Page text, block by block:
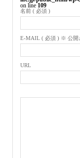
on line 109
名前 ( 必須 )
E-MAIL ( 必須 ) ※ 公開
URL